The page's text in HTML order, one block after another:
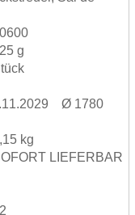
g
Ø 1780
kg
LIEFERBAR